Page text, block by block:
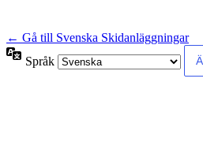
← Gå till Svenska Skidanläggningar
Språk